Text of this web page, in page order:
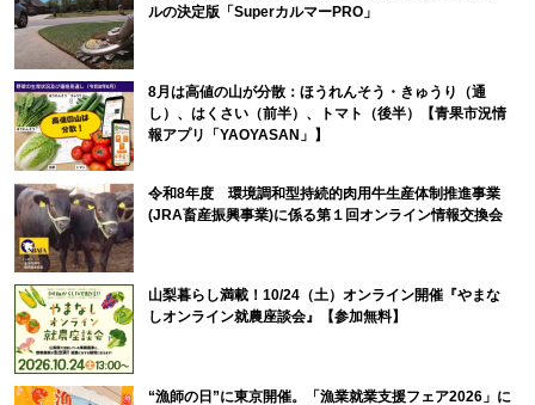
ルの決定版「SuperカルマーPRO」
8月は高値の山が分散：ほうれんそう・きゅうり（通
し）、はくさい（前半）、トマト（後半）【青果市況情
報アプリ「YAOYASAN」】
令和8年度 環境調和型持続的肉用牛生産体制推進事業
(JRA畜産振興事業)に係る第１回オンライン情報交換会
山梨暮らし満載！10/24（土）オンライン開催『やまな
しオンライン就農座談会』【参加無料】
“漁師の日”に東京開催。「漁業就業支援フェア2026」に